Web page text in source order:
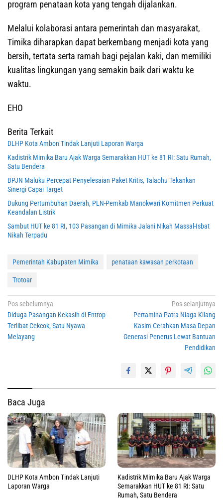
program penataan kota yang tengah dijalankan.
Melalui kolaborasi antara pemerintah dan masyarakat,
Timika diharapkan dapat berkembang menjadi kota yang
bersih, tertata serta ramah bagi pejalan kaki, dan memiliki
kualitas lingkungan yang semakin baik dari waktu ke
waktu.
EHO
Berita Terkait
DLHP Kota Ambon Tindak Lanjuti Laporan Warga
Kadistrik Mimika Baru Ajak Warga Semarakkan HUT ke 81 RI: Satu Rumah,
Satu Bendera
BPJN Maluku Percepat Penyelesaian Paket Kritis, Talaohu Tekankan
Sinergi Capai Target
Dukung Pertumbuhan Daerah, PLN-Pemkab Manokwari Komitmen Perkuat
Keandalan Listrik
Sambut HUT ke 81 RI, 103 Pasangan di Mimika Jalani Nikah Massal-Isbat
Nikah Terpadu
Pemerintah Kabupaten Mimika penataan kawasan perkotaan
Trotoar
Navigasi
pos
Pos sebelumnya
Diduga Pasangan Kekasih di Entrop
Terlibat Cekcok, Satu Nyawa
Melayang
Pos selanjutnya
Pertamina Patra Niaga Kilang
Kasim Cerahkan Masa Depan
Generasi Penerus Lewat Bantuan
Pendidikan
Baca Juga
DLHP Kota Ambon Tindak Lanjuti
Laporan Warga
Kadistrik Mimika Baru Ajak Warga
Semarakkan HUT ke 81 RI: Satu
Rumah, Satu Bendera